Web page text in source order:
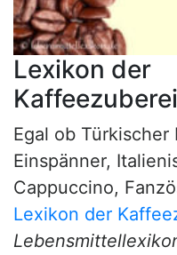
Lexikon der
Egal ob
Einspänner,
Cappuccino,
Lexikon der